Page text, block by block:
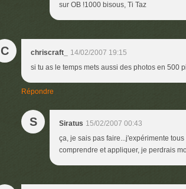
sur OB !1000 bisous, Ti Taz
C chriscraft_
14/02/2007 19:15
si tu as le temps mets aussi des photos en 500
Répondre
S Siratus 15/02/2007 00:43
ça, je sais pas faire...j'expérimente
comprendre et appliquer, je perdrais